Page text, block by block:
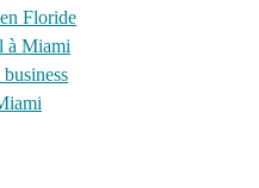
Floride
à Miami